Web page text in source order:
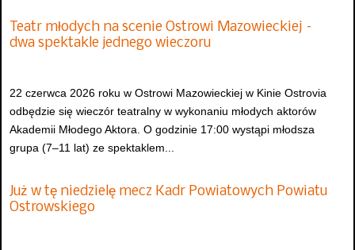
Teatr młodych na scenie Ostrowi Mazowieckiej –
dwa spektakle jednego wieczoru
22 czerwca 2026 roku w Ostrowi Mazowieckiej w Kinie Ostrovia
odbędzie się wieczór teatralny w wykonaniu młodych aktorów
Akademii Młodego Aktora. O godzinie 17:00 wystąpi młodsza
grupa (7–11 lat) ze spektaklem...
Już w tę niedzielę mecz Kadr Powiatowych Powiatu
Ostrowskiego